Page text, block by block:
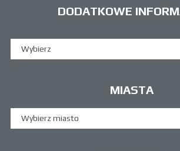
DODATKOWE
Wybierz
MIASTA
Wybierz miasto